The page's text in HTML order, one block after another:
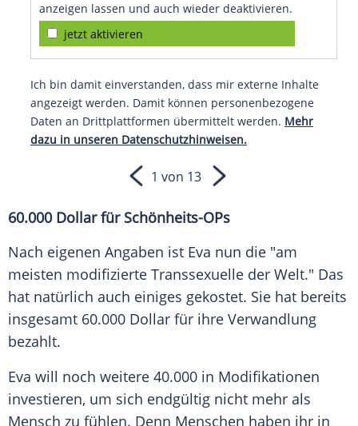
anzeigen lassen und auch wieder deaktivieren.
jetzt aktivieren
Ich bin damit einverstanden, dass mir externe Inhalte
angezeigt werden. Damit können personenbezogene
Daten an Drittplattformen übermittelt werden. Mehr
dazu in unseren Datenschutzhinweisen.
1 von 13
60.000 Dollar für Schönheits-OPs
Nach eigenen Angaben ist Eva nun die "am
meisten modifizierte Transsexuelle der Welt." Das
hat natürlich auch einiges gekostet. Sie hat bereits
insgesamt 60.000 Dollar für ihre Verwandlung
bezahlt.
Eva will noch weitere 40.000 in Modifikationen
investieren, um sich endgültig nicht mehr als
Mensch zu fühlen. Denn Menschen haben ihr in